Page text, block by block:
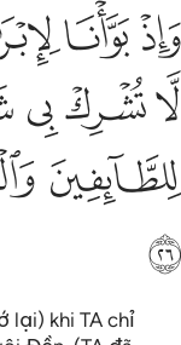
واذ بوانا لابراهيم
وَإِذْ بَوَّأْنَا
ﱦﱧ
ﱬﱭﱮ
ﱲ
ﱶ
lại) khi TA chỉ